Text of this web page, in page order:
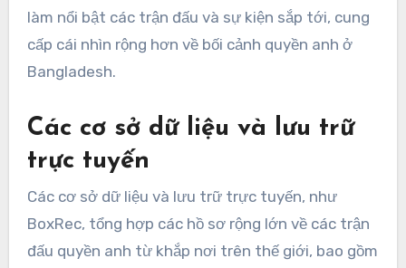
làm nổi bật các trận đấu và sự kiện sắp tới, cung
cấp cái nhìn rộng hơn về bối cảnh quyền anh ở
Bangladesh.
Các cơ sở dữ liệu và lưu trữ
trực tuyến
Các cơ sở dữ liệu và lưu trữ trực tuyến, như
BoxRec, tổng hợp các hồ sơ rộng lớn về các trận
đấu quyền anh từ khắp nơi trên thế giới, bao gồm